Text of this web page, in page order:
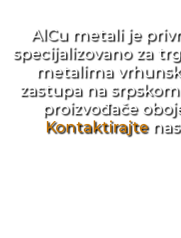
AlCu metali je
specijalizovano za
metalima
zastupa na
proizvođače
Kontaktirajte